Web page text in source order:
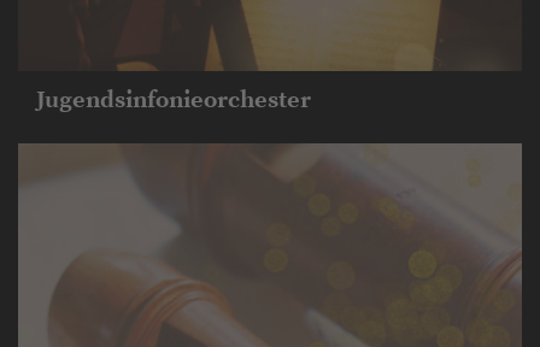
Jugendsinfonieorchester